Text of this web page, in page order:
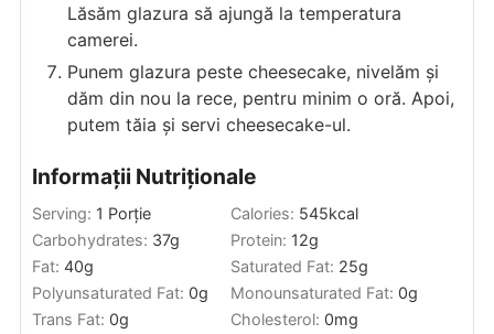
Lăsăm glazura să ajungă la temperatura
camerei.
Punem glazura peste cheesecake, nivelăm și
dăm din nou la rece, pentru minim o oră. Apoi,
putem tăia și servi cheesecake-ul.
Informații Nutriționale
Serving: 1 Porție Calories: 545kcal
Carbohydrates: 37g Protein: 12g
Fat: 40g Saturated Fat: 25g
Polyunsaturated Fat: 0g Monounsaturated Fat: 0g
Trans Fat: 0g Cholesterol: 0mg